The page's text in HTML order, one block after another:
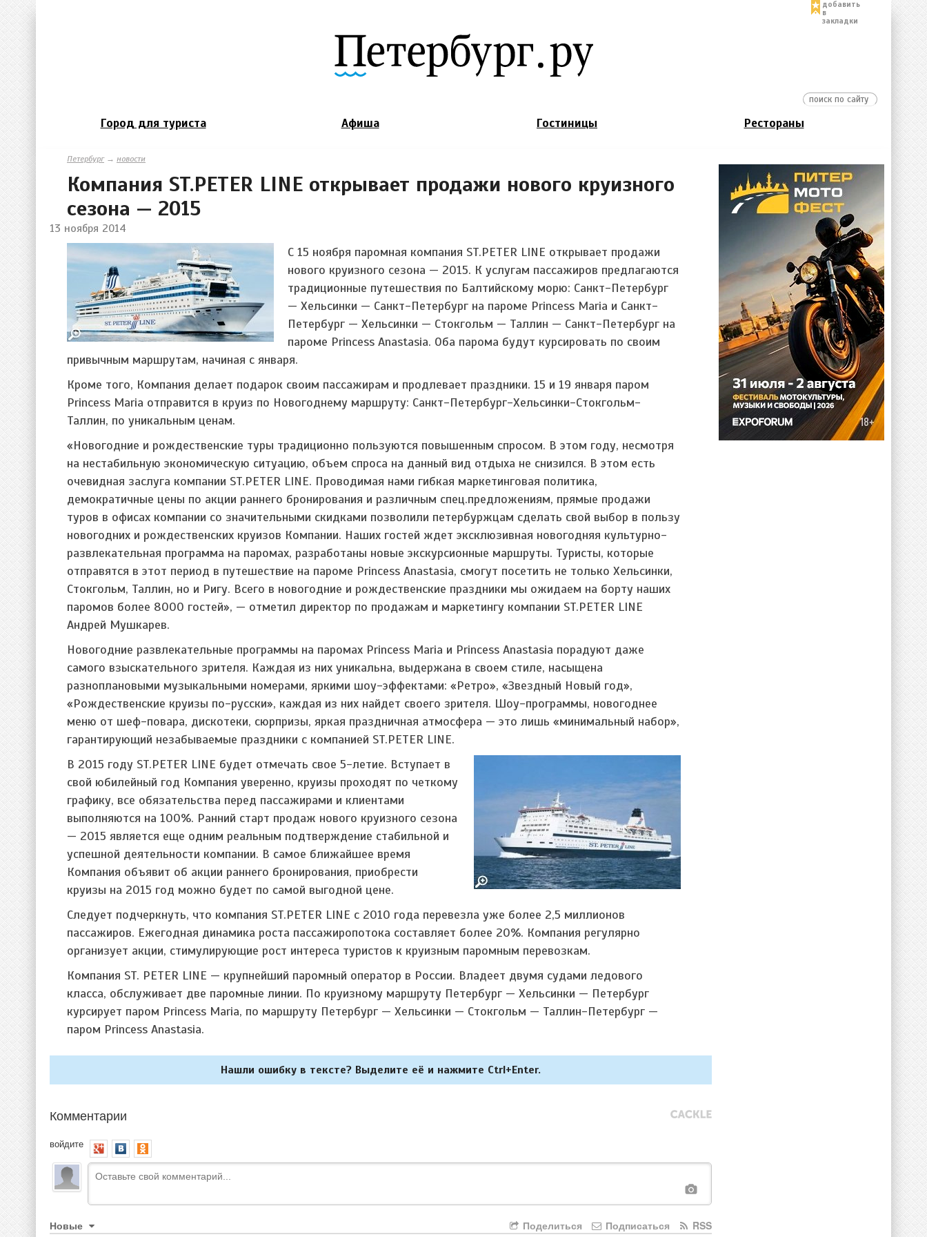
добавить
в
закладки
Город для туриста Афиша Гостиницы Рестораны
Петербург→ новости
Компания ST.PETER LINE открывает продажи нового круизного
сезона — 2015
13 ноября 2014
С 15 ноября паромная компания ST.PETER LINE открывает продажи
нового круизного сезона — 2015. К услугам пассажиров предлагаются
традиционные путешествия по Балтийскому морю: Санкт-Петербург
— Хельсинки — Санкт-Петербург на пароме Princess Мaria и Санкт-
Петербург — Хельсинки — Стокгольм — Таллин — Санкт-Петербург на
пароме Princess Anastasia. Оба парома будут курсировать по своим
привычным маршрутам, начиная с января.
Кроме того, Компания делает подарок своим пассажирам и продлевает праздники. 15 и 19 января паром
Princess Maria отправится в круиз по Новогоднему маршруту: Санкт-Петербург-Хельсинки-Стокгольм-
Таллин, по уникальным ценам.
«Новогодние и рождественские туры традиционно пользуются повышенным спросом. В этом году, несмотря
на нестабильную экономическую ситуацию, объем спроса на данный вид отдыха не снизился. В этом есть
очевидная заслуга компании ST.PETER LINE. Проводимая нами гибкая маркетинговая политика,
демократичные цены по акции раннего бронирования и различным спец.предложениям, прямые продажи
туров в офисах компании со значительными скидками позволили петербуржцам сделать свой выбор в пользу
новогодних и рождественских круизов Компании. Наших гостей ждет эксклюзивная новогодняя культурно-
развлекательная программа на паромах, разработаны новые экскурсионные маршруты. Туристы, которые
отправятся в этот период в путешествие на пароме Princess Anastasia, смогут посетить не только Хельсинки,
Стокгольм, Таллин, но и Ригу. Всего в новогодние и рождественские праздники мы ожидаем на борту наших
паромов более 8000 гостей», — отметил директор по продажам и маркетингу компании ST.PETER LINE
Андрей Мушкарев.
Новогодние развлекательные программы на паромах Princess Maria и Princess Anastasia порадуют даже
самого взыскательного зрителя. Каждая из них уникальна, выдержана в своем стиле, насыщена
разноплановыми музыкальными номерами, яркими шоу-эффектами: «Ретро», «Звездный Новый год»,
«Рождественские круизы по-русски», каждая из них найдет своего зрителя. Шоу-программы, новогоднее
меню от шеф-повара, дискотеки, сюрпризы, яркая праздничная атмосфера — это лишь «минимальный набор»,
гарантирующий незабываемые праздники с компанией ST.PETER LINE.
В 2015 году ST.PETER LINE будет отмечать свое 5-летие. Вступает в
свой юбилейный год Компания уверенно, круизы проходят по четкому
графику, все обязательства перед пассажирами и клиентами
выполняются на 100%. Ранний старт продаж нового круизного сезона
— 2015 является еще одним реальным подтверждение стабильной и
успешной деятельности компании. В самое ближайшее время
Компания объявит об акции раннего бронирования, приобрести
круизы на 2015 год можно будет по самой выгодной цене.
Следует подчеркнуть, что компания ST.PETER LINE с 2010 года перевезла уже более 2,5 миллионов
пассажиров. Ежегодная динамика роста пассажиропотока составляет более 20%. Компания регулярно
организует акции, стимулирующие рост интереса туристов к круизным паромным перевозкам.
Компания ST. PETER LINE — крупнейший паромный оператор в России. Владеет двумя судами ледового
класса, обслуживает две паромные линии. По круизному маршруту Петербург — Хельсинки — Петербург
курсирует паром Princess Maria, по маршруту Петербург — Хельсинки — Стокгольм — Таллин-Петербург —
паром Princess Anastasia.
Нашли ошибку в тексте? Выделите её и нажмите Ctrl+Enter.
Комментарии
войдите
Новые RSS
Подписаться
Поделиться